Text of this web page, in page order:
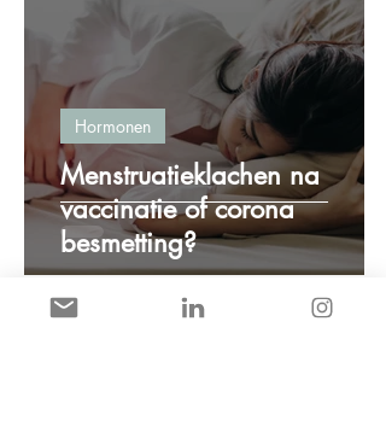
Menstruatieklachen na
vaccinatie of corona
besmetting?
Hormonen